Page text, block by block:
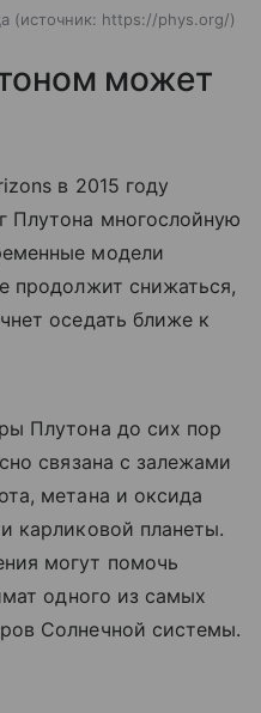
источник: https://phys.org/
может
в 2015 году
Плутона многослойную
модели
продолжит снижаться,
оседать ближе к
Плутона до сих пор
связана с залежами
метана и оксида
карликовой планеты.
могут помочь
одного из самых
Солнечной системы.